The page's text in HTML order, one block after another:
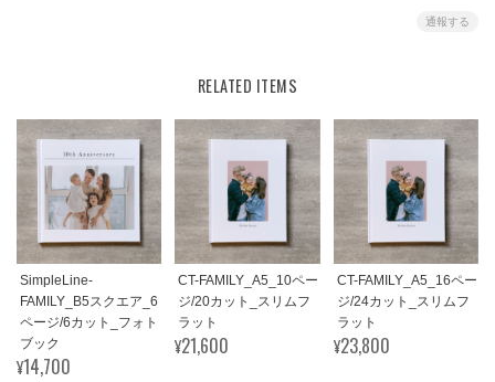
通報する
RELATED ITEMS
SimpleLine-
FAMILY_B5スクエア_6
ページ/6カット_フォト
ブック
¥14,700
CT-FAMILY_A5_10ペー
ジ/20カット_スリムフ
ラット
¥21,600
CT-FAMILY_A5_16ペー
ジ/24カット_スリムフ
ラット
¥23,800